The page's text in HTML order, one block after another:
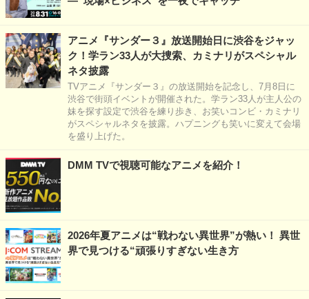
アニメ『サンダー３』放送開始日に渋谷をジャッ
ク！学ラン33人が大捜索、カミナリがスペシャル
ネタ披露
TVアニメ『サンダー３』の放送開始を記念し、7月8日に
渋谷で街頭イベントが開催された。学ラン33人が主人公の
妹を探す設定で渋谷を練り歩き、お笑いコンビ・カミナリ
がスペシャルネタを披露。ハプニングも笑いに変えて会場
を盛り上げた。
DMM TVで視聴可能なアニメを紹介！
2026年夏アニメは“戦わない異世界”が熱い！ 異世
界で見つける“頑張りすぎない生き方